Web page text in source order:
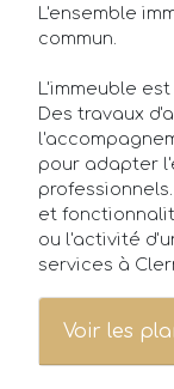
L'ensemble
commun.
L'immeuble
Des travaux
pour adapter
et
ou l'activité
services à
Voir les